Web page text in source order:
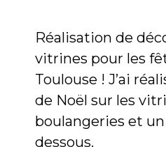
Réalisation de
vitrines pour les
Toulouse ! J’ai
de Noël sur les
boulangeries et
dessous.